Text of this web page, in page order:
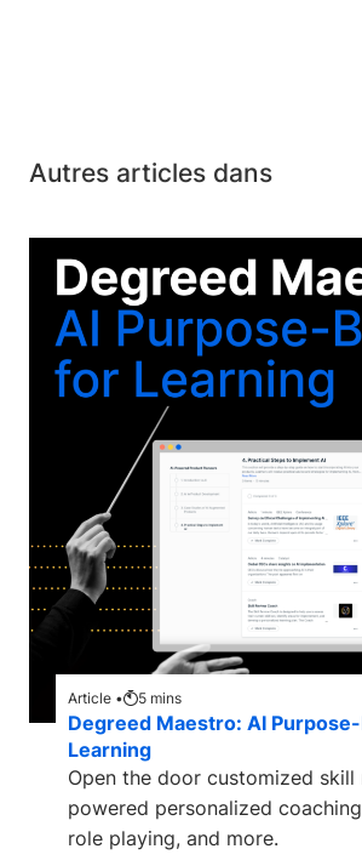
Autres articles dans
Article • 5 mins
Degreed Maestro: AI
Learning
Open the door customized skill
powered personalized
role playing, and more.